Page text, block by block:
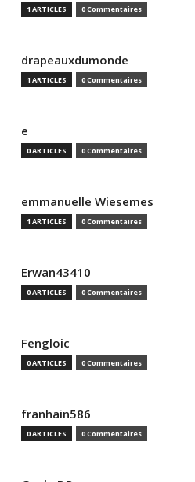
1 ARTICLES 0 Commentaires
drapeauxdumonde
1 ARTICLES 0 Commentaires
e
0 ARTICLES 0 Commentaires
emmanuelle Wiesemes
1 ARTICLES 0 Commentaires
Erwan43410
0 ARTICLES 0 Commentaires
Fengloic
0 ARTICLES 0 Commentaires
franhain586
0 ARTICLES 0 Commentaires